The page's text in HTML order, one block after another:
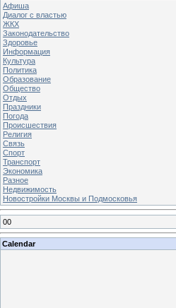
Афиша
Диалог с властью
ЖКХ
Законодательство
Здоровье
Информация
Культура
Политика
Образование
Общество
Отдых
Праздники
Погода
Происшествия
Религия
Связь
Спорт
Транспорт
Экономика
Разное
Недвижимость
Новостройки Москвы и Подмосковья
00
Calendar